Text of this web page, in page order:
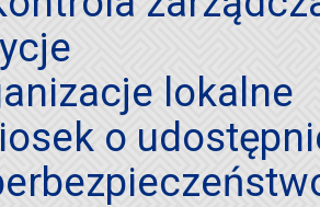
lokalne
o